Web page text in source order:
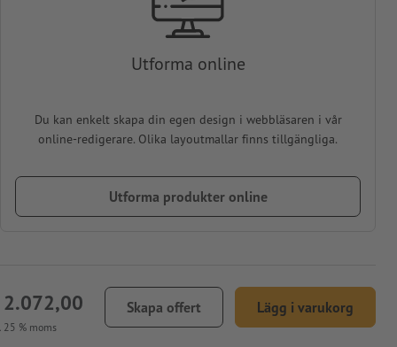
Utforma online
Du kan enkelt skapa din egen design i webbläsaren i vår
online-redigerare. Olika layoutmallar finns tillgängliga.
Utforma produkter online
25 % moms
Skapa offert Lägg i varukorg